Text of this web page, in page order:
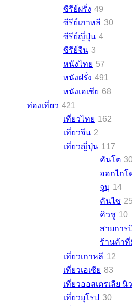
ซีรีย์ฝรั่ง 49
ซีรีย์เกาหลี 30
ซีรีย์ญี่ปุ่น 4
ซีรีย์จีน 3
หนังไทย 57
หนังฝรั่ง 491
หนังเอเซีย 68
ท่องเที่ยว 421
เที่ยวไทย 162
เที่ยวจีน 2
เที่ยวญี่ปุ่น 117
คันโต
ฮอกไกโ
จูบุ 14
คันไซ 25
คิวชู 10
สายการ
ร้านค้า
เที่ยวเกาหลี 12
เที่ยวเอเซีย 83
เที่ยวออสเตรเลีย
เที่ยวยุโรป 30